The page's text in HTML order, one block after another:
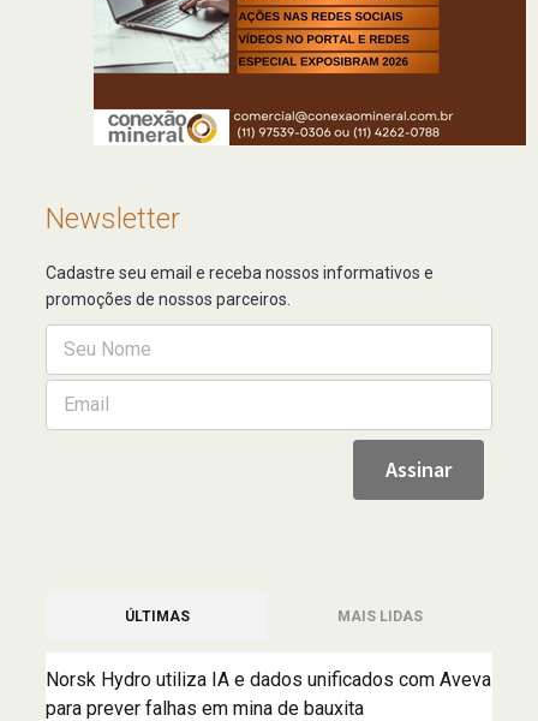
Newsletter
Cadastre seu email e receba nossos informativos e
promoções de nossos parceiros.
ÚLTIMAS MAIS LIDAS
Norsk Hydro utiliza IA e dados unificados com Aveva
para prever falhas em mina de bauxita